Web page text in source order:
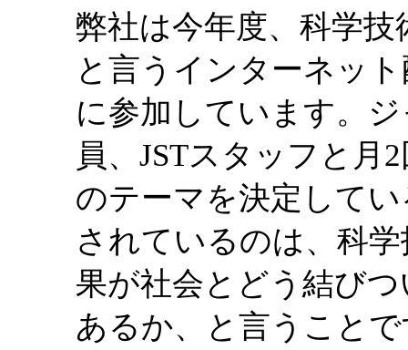
弊社は今年度、科学技
と言うインターネッ
に参加しています。
員、JSTスタッフと月
のテーマを決定して
されているのは、科
果が社会とどう結び
あるか、と言うこと